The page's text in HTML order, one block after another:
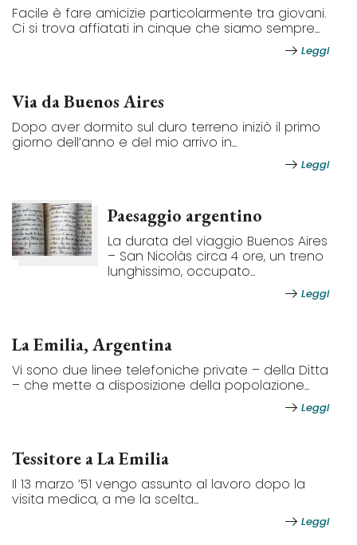
Facile è fare amicizie particolarmente tra giovani.
Ci si trova affiatati in cinque che siamo sempre...
Leggi
Via da Buenos Aires
Dopo aver dormito sul duro terreno iniziò il primo
giorno dell’anno e del mio arrivo in...
Leggi
Paesaggio argentino
La durata del viaggio Buenos Aires
– San Nicolàs circa 4 ore, un treno
lunghissimo, occupato...
Leggi
La Emilia, Argentina
Vi sono due linee telefoniche private – della Ditta
– che mette a disposizione della popolazione...
Leggi
Tessitore a La Emilia
Il 13 marzo ’51 vengo assunto al lavoro dopo la
visita medica, a me la scelta...
Leggi